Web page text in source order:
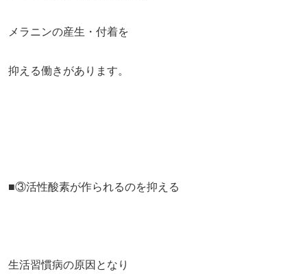
メラニンの産生・付着を
抑える働きがあります。
■③活性酸素が作られるのを抑える
生活習慣病の原因となり